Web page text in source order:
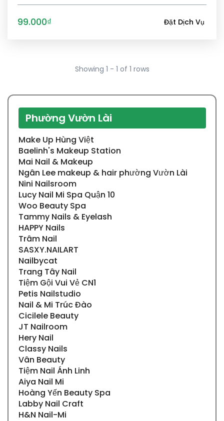
99.000₫ Đặt Dịch Vụ
Showing 1 - 1 of 1 rows
Phường Vườn Lài
Make Up Hùng Việt
Baelinh's Makeup Station
Mai Nail & Makeup
Ngân Lee makeup & hair phường Vườn Lài
Nini Nailsroom
Lucy Nail Mi Spa Quận 10
Woo Beauty Spa
Tammy Nails & Eyelash
HAPPY Nails
Trâm Nail
SASXY.NAILART
Nailbycat
Trang Tây Nail
Tiệm Gội Vui Vẻ CN1
Petis Nailstudio
Nail & Mi Trúc Đào
Cicilele Beauty
JT Nailroom
Hery Nail
Classy Nails
Vân Beauty
Tiệm Nail Ánh Linh
Aiya Nail Mi
Hoàng Yến Beauty Spa
Labby Nail Craft
H&N Nail-Mi